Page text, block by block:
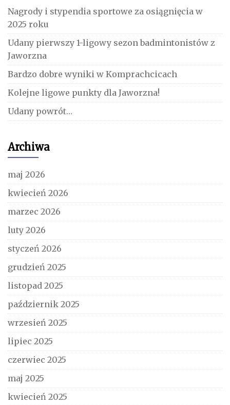
Nagrody i stypendia sportowe za osiągnięcia w
2025 roku
Udany pierwszy 1-ligowy sezon badmintonistów z
Jaworzna
Bardzo dobre wyniki w Komprachcicach
Kolejne ligowe punkty dla Jaworzna!
Udany powrót…
Archiwa
maj 2026
kwiecień 2026
marzec 2026
luty 2026
styczeń 2026
grudzień 2025
listopad 2025
październik 2025
wrzesień 2025
lipiec 2025
czerwiec 2025
maj 2025
kwiecień 2025